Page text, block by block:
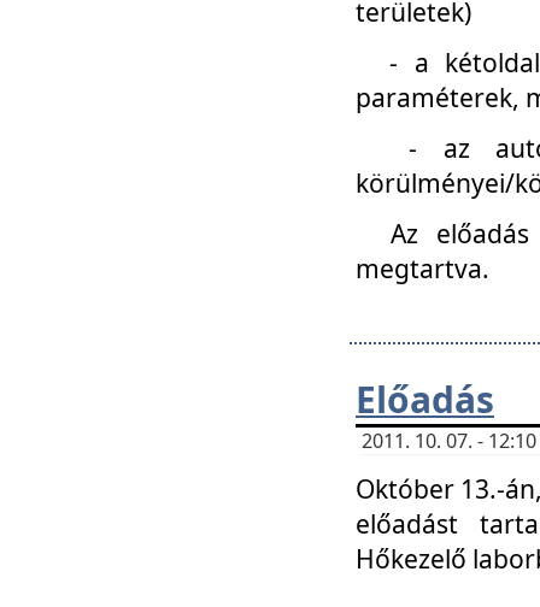
területek)
- a kétoldali
paraméterek,
- az
körülményei/
Az
megtartva.
Előadás
2011. 10. 07. -
Október 13.-
előadást
Hőkezelő